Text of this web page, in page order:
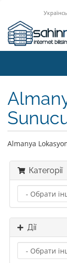
Almanya
Категорії
Дії